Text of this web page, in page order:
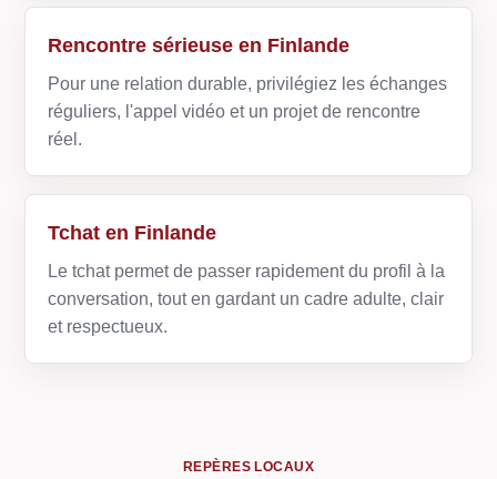
Rencontre sérieuse en Finlande
Pour une relation durable, privilégiez les échanges
réguliers, l'appel vidéo et un projet de rencontre
réel.
Tchat en Finlande
Le tchat permet de passer rapidement du profil à la
conversation, tout en gardant un cadre adulte, clair
et respectueux.
REPÈRES LOCAUX